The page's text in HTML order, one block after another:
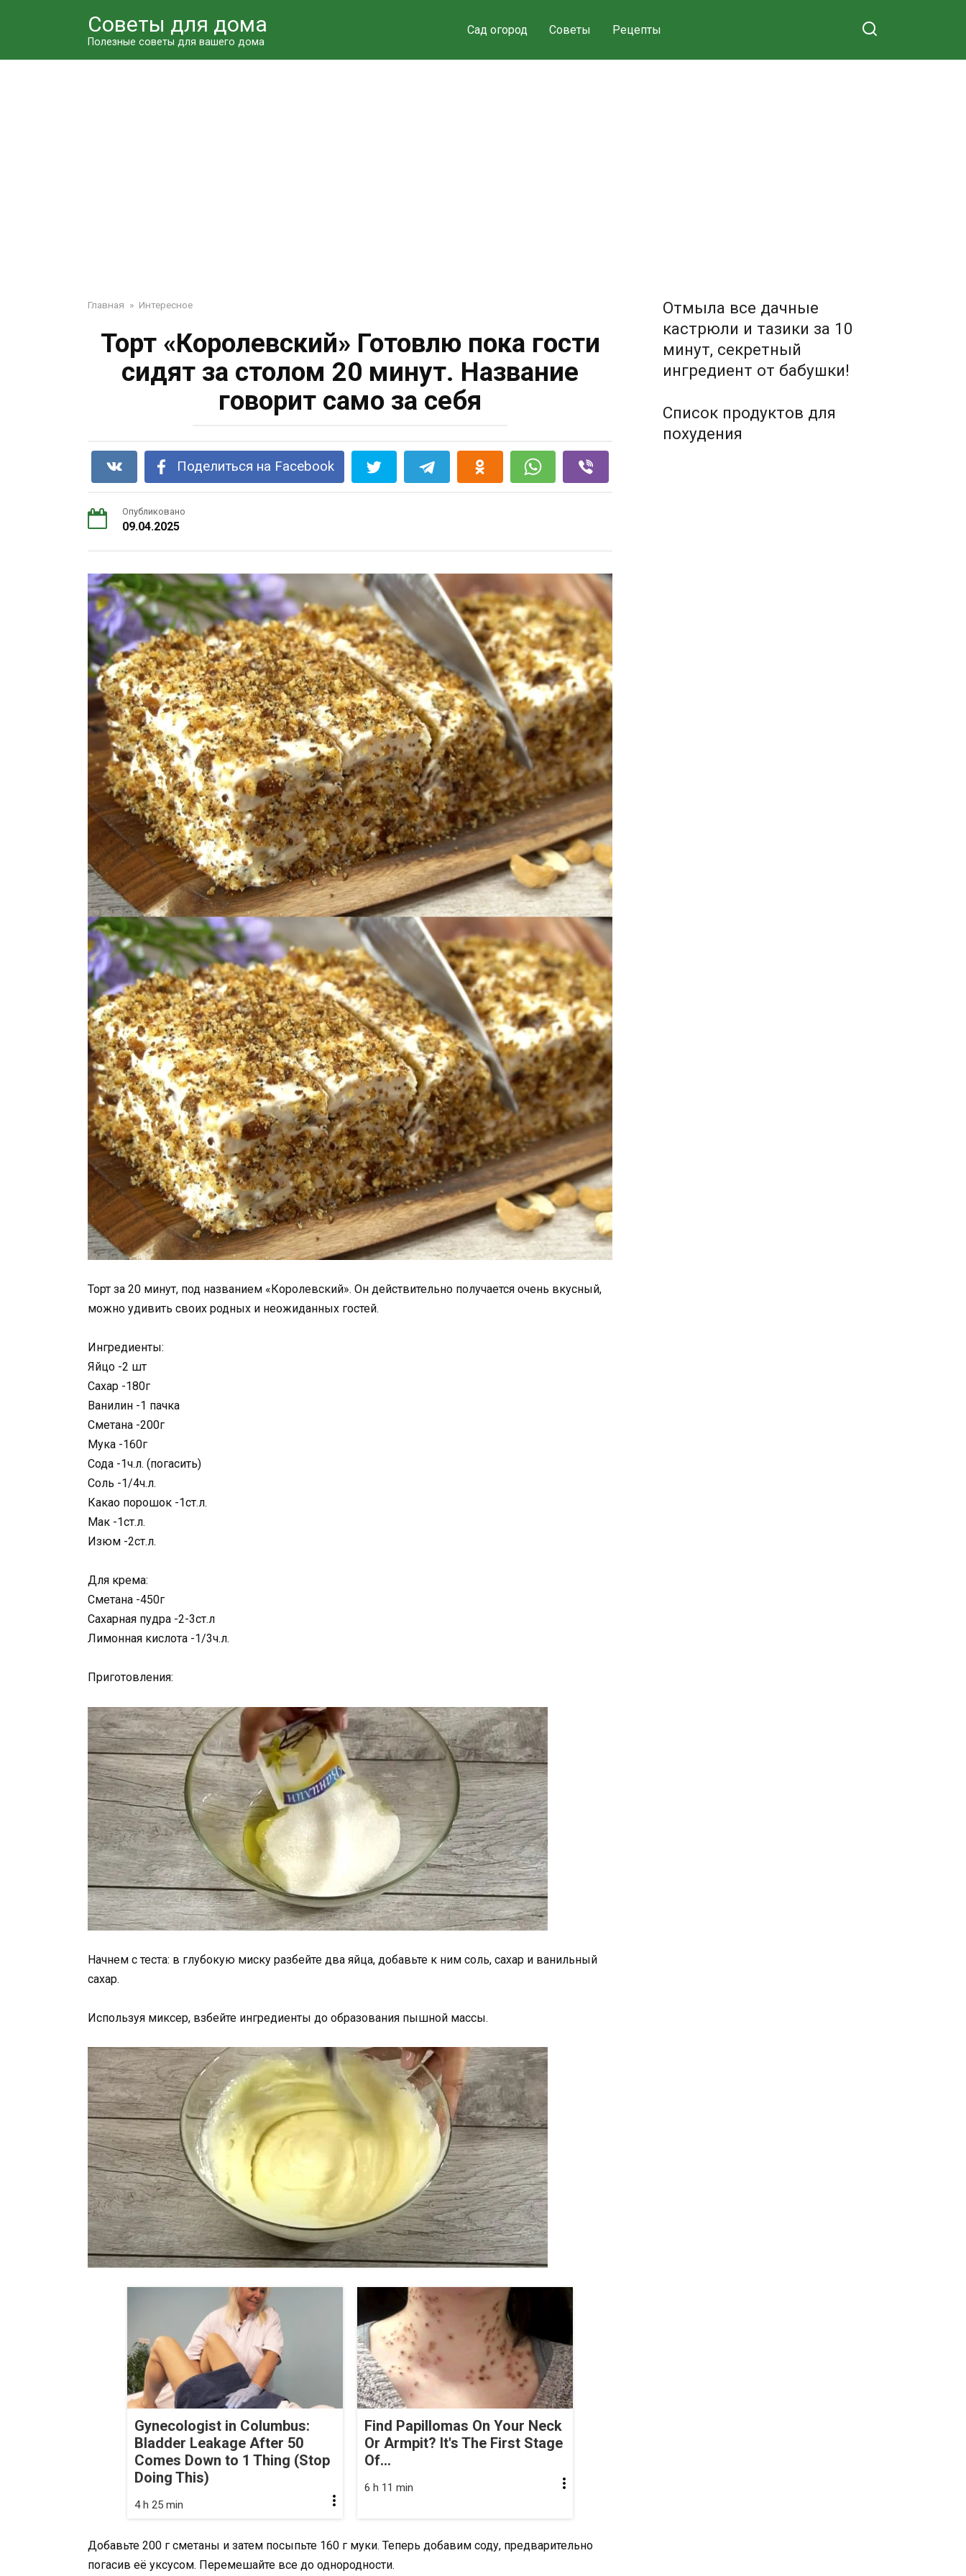
Советы для дома
Полезные советы для вашего дома
Сад огород Советы Рецепты
Главная » Интересное
Торт «Королевский» Готовлю пока гости
сидят за столом 20 минут. Название
говорит само за себя
Поделиться на Facebook
Опубликовано
09.04.2025
Торт за 20 минут, под названием «Королевский». Он действительно получается очень вкусный,
можно удивить своих родных и неожиданных гостей.
Ингредиенты:
Яйцо -2 шт
Сахар -180г
Ванилин -1 пачка
Сметана -200г
Мука -160г
Сода -1ч.л. (погасить)
Соль -1/4ч.л.
Какао порошок -1ст.л.
Мак -1ст.л.
Изюм -2ст.л.
Для крема:
Сметана -450г
Сахарная пудра -2-3ст.л
Лимонная кислота -1/3ч.л.
Приготовления:
Начнем с теста: в глубокую миску разбейте два яйца, добавьте к ним соль, сахар и ванильный
сахар.
Используя миксер, взбейте ингредиенты до образования пышной массы.
Gynecologist in Columbus:
Bladder Leakage After 50
Comes Down to 1 Thing (Stop
Doing This)
4 h 25 min
Find Papillomas On Your Neck
Or Armpit? It's The First Stage
Of...
6 h 11 min
Добавьте 200 г сметаны и затем посыпьте 160 г муки. Теперь добавим соду, предварительно
погасив её уксусом. Перемешайте все до однородности.
Отмыла все дачные
кастрюли и тазики за 10
минут, секретный
ингредиент от бабушки!
Список продуктов для
похудения